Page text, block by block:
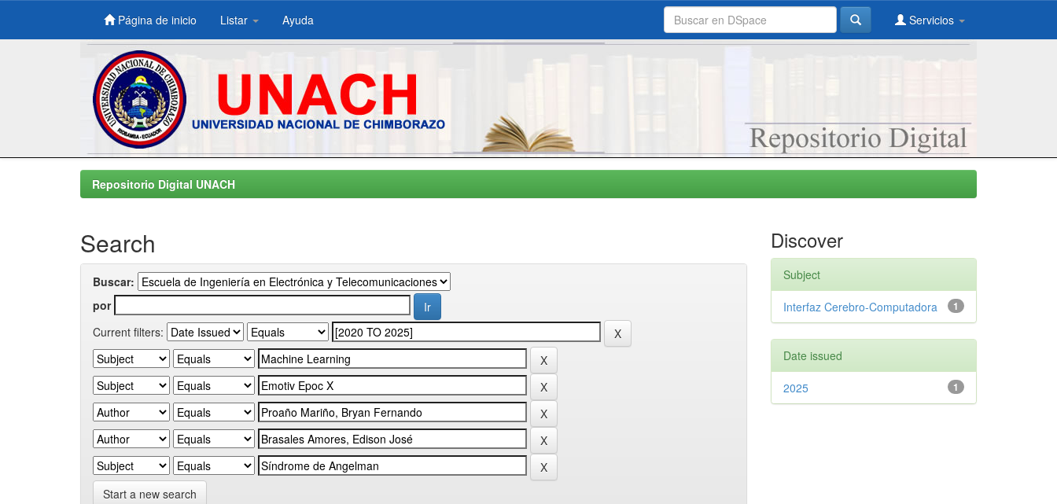
Skip
Página de inicio Listar Ayuda Servicios
Repositorio Digital UNACH
Search
Buscar:
por
Current filters:
Start a new search
Discover
Subject
1
Interfaz Cerebro-Computadora
Date issued
1
2025